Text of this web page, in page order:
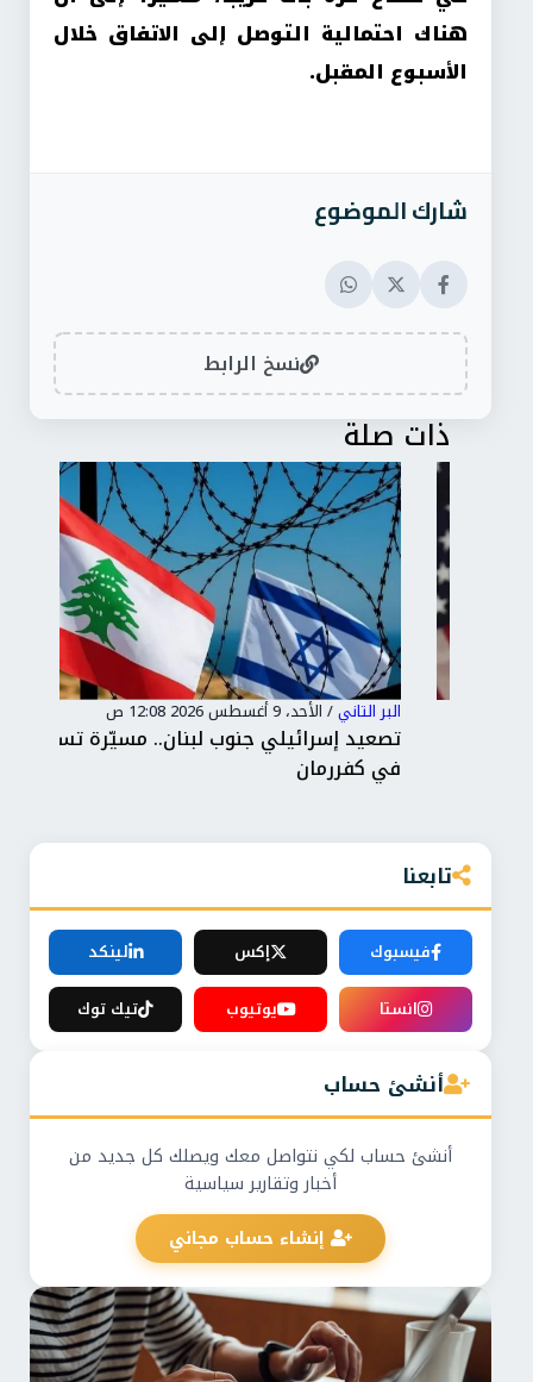
هناك احتمالية التوصل إلى الاتفاق خلال
الأسبوع المقبل.
شارك الموضوع
نسخ الرابط
ذات صلة
البر التاني/ الأحد، 9 أغسطس 2026 12:08 ص
تصعيد إسرائيلي جنوب لبنان.. مسيّرة تسقط
في كفررمان
تابعنا
فيسبوك إكس
لينكد
انستا
يوتيوب تيك توك
أنشئ حساب
أنشئ حساب لكي نتواصل معك ويصلك كل جديد من
أخبار وتقارير سياسية
إنشاء حساب مجاني